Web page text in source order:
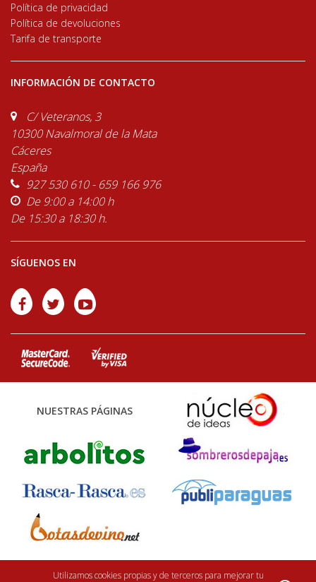
Utilizamos cookies propias y de terceros para mejorar tu
Política de privacidad
Política de devoluciones
Tarifa de transporte
INFORMACIÓN DE CONTACTO
C/ Veteranos, 3
10300 Navalmoral de la Mata
Cáceres
España
927 530 610 - 659 166 976
De 9:00 a 14:00 h
De 15:30 a 18:30 h.
SÍGUENOS EN
NUESTRAS PÁGINAS
Finca Casarejo 2026. Núcleo Zoológico: 122CC0001. Desarrollo web: